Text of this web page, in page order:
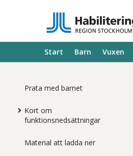
Start Barn Vuxen
Prata med barnet
Kort om
funktionsnedsättningar
Material att ladda ner